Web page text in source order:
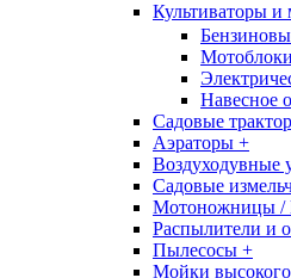
Культиваторы и
Навесное
Садовые
Аэраторы +
Воздуходувные
Садовые
Мотоножницы /
Распылители и
Пылесосы +
Мойки